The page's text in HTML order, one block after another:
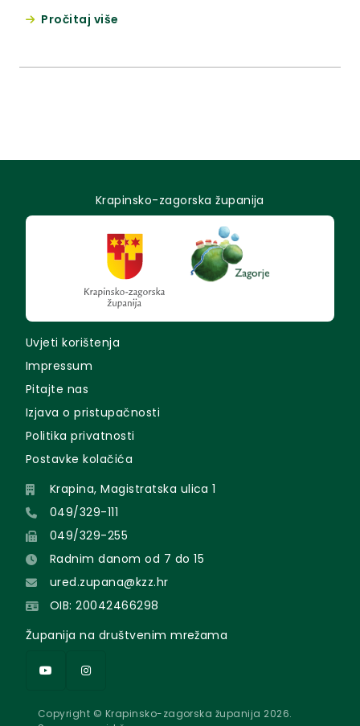
Pročitaj više
Krapinsko-zagorska županija
Uvjeti korištenja
Impressum
Pitajte nas
Izjava o pristupačnosti
Politika privatnosti
Postavke kolačića
Krapina, Magistratska ulica 1
049/329-111
049/329-255
Radnim danom od 7 do 15
ured.zupana@kzz.hr
OIB: 20042466298
Županija na društvenim mrežama
Copyright © Krapinsko-zagorska županija 2026.